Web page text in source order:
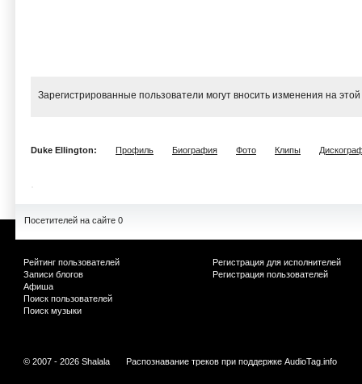
Зарегистрированные пользователи могут вносить изменения на
Duke Ellington: Профиль Биография Фото Клипы
Посетителей на сайте 0
Рейтинг пользователей
Записи блогов
Афиша
Поиск пользователей
Поиск музыки
Регистрация для исполнителей
Регистрация пользователей
© 2007 - 2026 Shalala Распознавание треков при поддержке AudioTag.info